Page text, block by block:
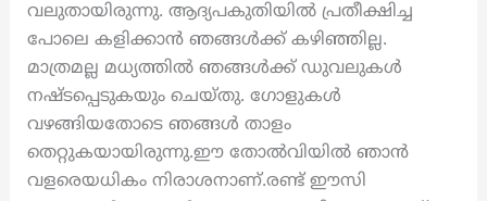
വലുതായിരുന്നു. ആദ്യപകുതിയിൽ പ്രതീക്ഷിച്ച
പോലെ കളിക്കാൻ ഞങ്ങൾക്ക് കഴിഞ്ഞില്ല.
മാത്രമല്ല മധ്യത്തിൽ ഞങ്ങൾക്ക് ഡുവലുകൾ
നഷ്ടപ്പെടുകയും ചെയ്തു. ഗോളുകൾ
വഴങ്ങിയതോടെ ഞങ്ങൾ താളം
തെറ്റുകയായിരുന്നു.ഈ തോൽവിയിൽ ഞാൻ
വളരെയധികം നിരാശനാണ്.രണ്ട് ഈസി